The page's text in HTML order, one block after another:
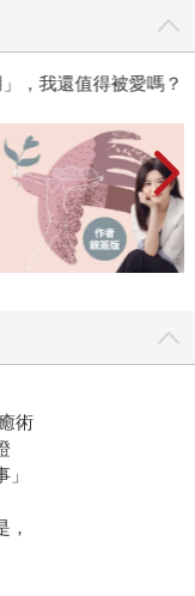
得被愛嗎？（限量作
術
，